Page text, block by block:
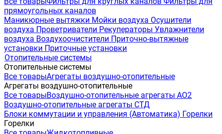
прямоугольных каналов
Маникюрные вытяжки Мойки воздуха Осушители
воздуха Проветриватели Рекуператоры Увлажнители
воздуха Воздухоочистители Приточно-вытяжные
установки Приточные установки
Отопительные системы
Отопительные системы
Все товарыАгрегаты воздушно-отопительные
Агрегаты воздушно-отопительные
Все товарыВоздушно-отопительные агрегаты АО2
Воздушно-отопительные агрегаты СТД
Блоки коммутации и управления (Автоматика) Горелки
Горелки